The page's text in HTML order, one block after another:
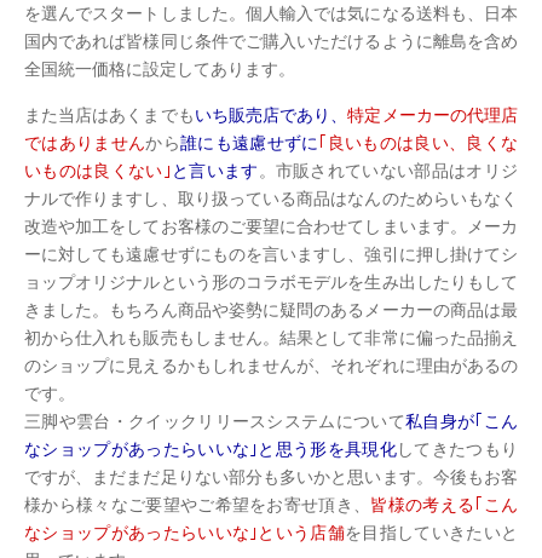
を選んでスタートしました。個人輸入では気になる送料も、日本
国内であれば皆様同じ条件でご購入いただけるように離島を含め
全国統一価格に設定してあります。
また当店はあくまでもいち販売店であり、特定メーカーの代理店
ではありませんから誰にも遠慮せずに
｢良いものは良い、良くな
いものは良くない｣ と言います 。市販されていない部品はオリジ
ナルで作りますし、取り扱っている商品はなんのためらいもなく
改造や加工をしてお客様のご要望に合わせてしまいます。メーカ
ーに対しても遠慮せずにものを言いますし、強引に押し掛けてシ
ョップオリジナルという形のコラボモデルを生み出したりもして
きました。もちろん商品や姿勢に疑問のあるメーカーの商品は最
初から仕入れも販売もしません。結果として非常に偏った品揃え
のショップに見えるかもしれませんが、それぞれに理由があるの
です。
三脚や雲台・クイックリリースシステムについて私自身が｢こん
なショップがあったらいいな｣と思う形を具現化してきたつもり
ですが、まだまだ足りない部分も多いかと思います。今後もお客
様から様々なご要望やご希望をお寄せ頂き、 皆様の考える｢こん
なショップがあったらいいな｣という店舗を目指していきたいと